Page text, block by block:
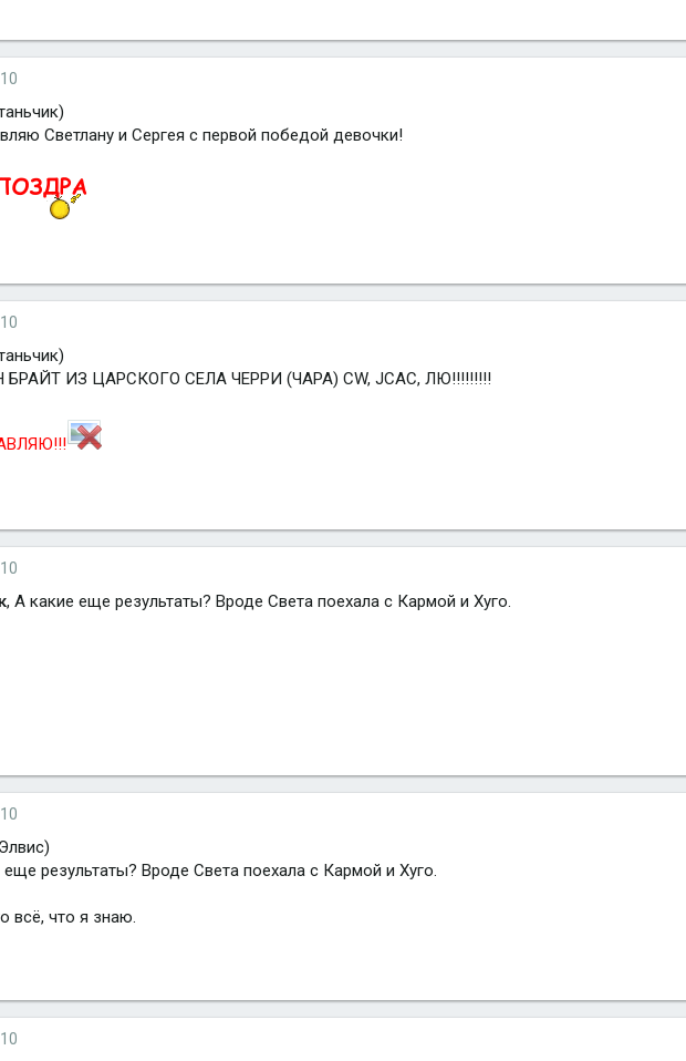
Светлану и Сергея с первой победой девочки!
БРАЙТ ИЗ ЦАРСКОГО СЕЛА ЧЕРРИ (ЧАРА) CW, JCAC, ЛЮ!!!!!!!!!
, А какие еще результаты? Вроде Света поехала с Кармой и Хуго.
результаты? Вроде Света поехала с Кармой и Хуго.
всё, что я знаю.